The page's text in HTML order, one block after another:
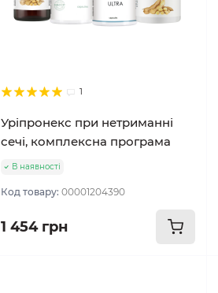
1
Уріпронекс при нетриманні
сечі, комплексна програма
В наявності
Код товару:00001204390
1 454 грн